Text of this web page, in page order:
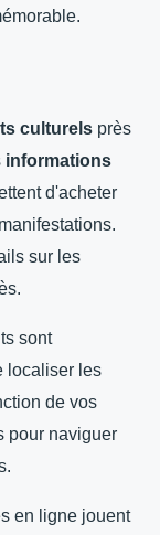
culturels près
informations
d'acheter
sur les
sont
localiser les
de vos
pour naviguer
en ligne jouent